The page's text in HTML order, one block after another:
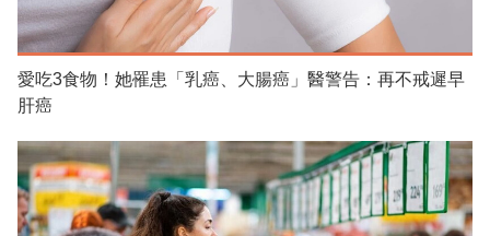
愛吃3食物！她罹患「乳癌、大腸癌」醫警告：再不戒遲早
肝癌